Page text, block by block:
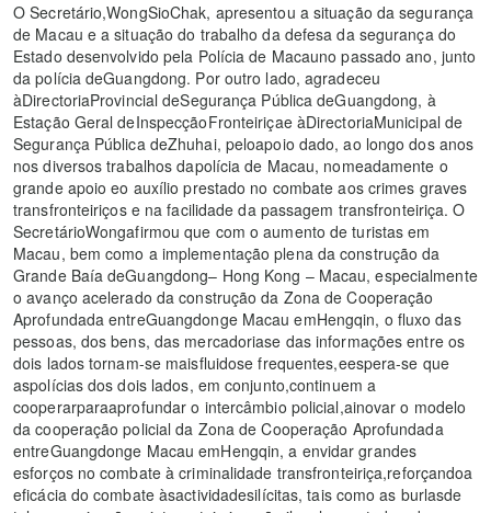
O Secretário,WongSioChak, apresentou a situação da segurança
de Macau e a situação do trabalho da defesa da segurança do
Estado desenvolvido pela Polícia de Macauno passado ano, junto
da polícia deGuangdong. Por outro lado, agradeceu
àDirectoriaProvincial deSegurança Pública deGuangdong, à
Estação Geral deInspecçãoFronteiriçae àDirectoriaMunicipal de
Segurança Pública deZhuhai, peloapoio dado, ao longo dos anos
nos diversos trabalhos dapolícia de Macau, nomeadamente o
grande apoio eo auxílio prestado no combate aos crimes graves
transfronteiriços e na facilidade da passagem transfronteiriça. O
SecretárioWongafirmou que com o aumento de turistas em
Macau, bem como a implementação plena da construção da
Grande Baía deGuangdong– Hong Kong – Macau, especialmente
o avanço acelerado da construção da Zona de Cooperação
Aprofundada entreGuangdonge Macau emHengqin, o fluxo das
pessoas, dos bens, das mercadoriase das informações entre os
dois lados tornam-se maisfluidose frequentes,eespera-se que
aspolícias dos dois lados, em conjunto,continuem a
cooperarparaaprofundar o intercâmbio policial,ainovar o modelo
da cooperação policial da Zona de Cooperação Aprofundada
entreGuangdonge Macau emHengqin, a envidar grandes
esforços no combate à criminalidade transfronteiriça,reforçandoa
eficácia do combate àsactividadesilícitas, tais como as burlasde